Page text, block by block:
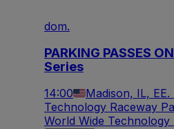
dom.
PARKING PASSES
Series
14:00 Madison, IL, EE.
Technology Raceway
World Wide Technology